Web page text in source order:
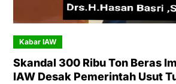
Kabar IAW
Skandal 300 Ribu Ton Beras
IAW Desak Pemerintah Usut